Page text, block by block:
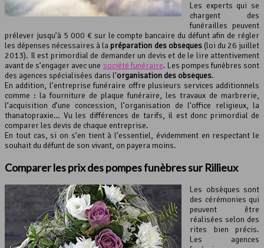
Les experts qui se
chargent des
funérailles peuvent
prélever jusqu’à 5 000 € sur le compte bancaire du défunt afin de régler
les dépenses nécessaires à la préparation des obsèques(loi du 26 juillet
2013). Il est primordial de demander un devis et de le lire attentivement
avant de s’engager avec une société funéraire. Les pompes funèbres sont
des agences spécialisées dans l’organisation des obsèques.
En addition, l’entreprise funéraire offre plusieurs services additionnels
comme : la fourniture de plaque funéraire, les travaux de marbrerie,
l’acquisition d’une concession, l’organisation de l’office religieux, la
thanatopraxie… Vu les différences de tarifs, il est donc primordial de
comparer les devis de chaque entreprise.
En tout cas, si on s’en tient à l’essentiel, évidemment en respectant le
souhait du défunt de son vivant, on payera moins.
Comparer les prix des pompes funèbres sur Rillieux
Les obsèques sont
des cérémonies qui
peuvent être
réalisées selon des
rites bien précis.
Les agences